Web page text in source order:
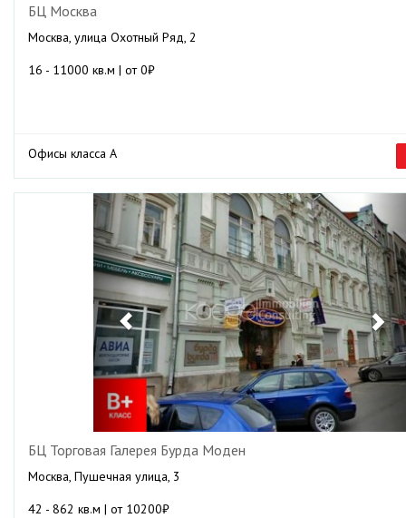
БЦ Москва
Москва, улица Охотный Ряд, 2
16 - 11000 кв.м | от 0₽
Офисы класса А
Previous
БЦ Торговая Галерея Бурда Моден
Москва, Пушечная улица, 3
42 - 862 кв.м | от 10200₽